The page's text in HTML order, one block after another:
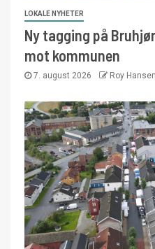
LOKALE NYHETER
Ny tagging på
mot kommunen
7. august 2026 Roy Hansen